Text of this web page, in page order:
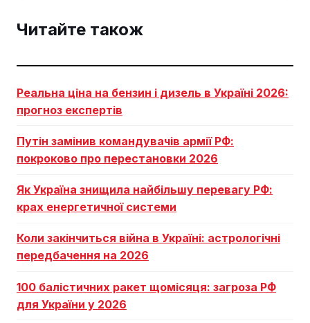
Читайте також
Реальна ціна на бензин і дизель в Україні 2026:
прогноз експертів
Путін замінив командувачів армії РФ:
покроково про перестановки 2026
Як Україна знищила найбільшу перевагу РФ:
крах енергетичної системи
Коли закінчиться війна в Україні: астрологічні
передбачення на 2026
100 балістичних ракет щомісяця: загроза РФ
для України у 2026